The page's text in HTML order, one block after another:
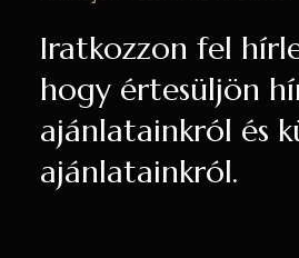
Iratkozzon fel
hogy értesüljön
ajánlatainkról és
ajánlatainkról.